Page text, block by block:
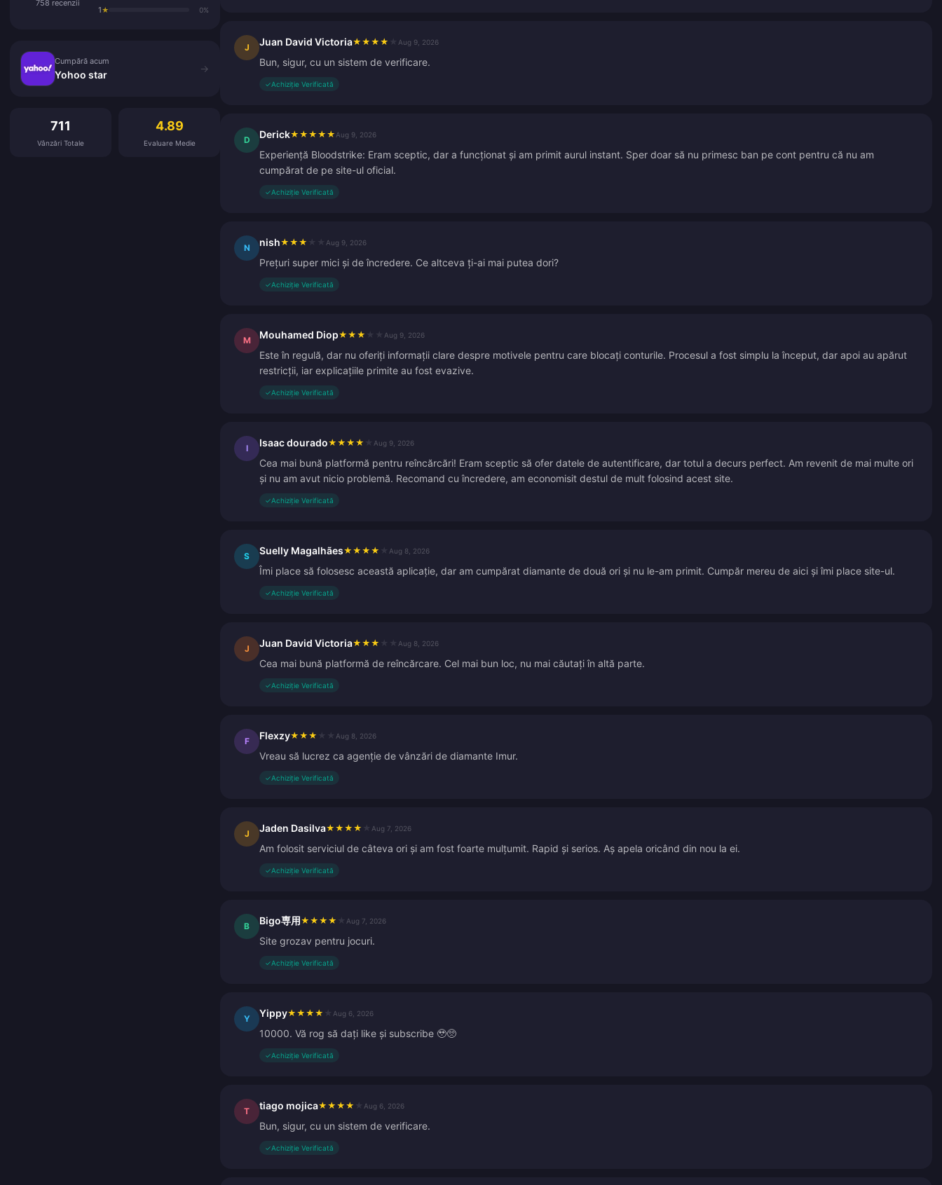
758 recenzii
1★ 0%
Cumpără acum
Yohoo star
→
711
Vânzări Totale
4.89
Evaluare Medie
J Juan David Victoria★ ★ ★ ★ Aug 9, 2026
Bun, sigur, cu un sistem de verificare.
✓Achiziție Verificată
D Derick★ ★ ★ ★ ★ Aug 9, 2026
Experiență Bloodstrike: Eram sceptic, dar a funcționat și am primit aurul instant. Sper doar să nu primesc ban pe cont pentru că nu am
cumpărat de pe site-ul oficial.
✓Achiziție Verificată
N nish★ ★ ★ Aug 9, 2026
Prețuri super mici și de încredere. Ce altceva ți-ai mai putea dori?
✓Achiziție Verificată
M Mouhamed Diop★ ★ ★ Aug 9, 2026
Este în regulă, dar nu oferiți informații clare despre motivele pentru care blocați conturile. Procesul a fost simplu la început, dar apoi au apărut
restricții, iar explicațiile primite au fost evazive.
✓Achiziție Verificată
I Isaac dourado★ ★ ★ ★ Aug 9, 2026
Cea mai bună platformă pentru reîncărcări! Eram sceptic să ofer datele de autentificare, dar totul a decurs perfect. Am revenit de mai multe ori
și nu am avut nicio problemă. Recomand cu încredere, am economisit destul de mult folosind acest site.
✓Achiziție Verificată
S Suelly Magalhães★ ★ ★ ★ Aug 8, 2026
Îmi place să folosesc această aplicație, dar am cumpărat diamante de două ori și nu le-am primit. Cumpăr mereu de aici și îmi place site-ul.
✓Achiziție Verificată
J Juan David Victoria★ ★ ★ Aug 8, 2026
Cea mai bună platformă de reîncărcare. Cel mai bun loc, nu mai căutați în altă parte.
✓Achiziție Verificată
F Flexzy★ ★ ★ Aug 8, 2026
Vreau să lucrez ca agenție de vânzări de diamante Imur.
✓Achiziție Verificată
J Jaden Dasilva★ ★ ★ ★ Aug 7, 2026
Am folosit serviciul de câteva ori și am fost foarte mulțumit. Rapid și serios. Aș apela oricând din nou la ei.
✓Achiziție Verificată
B Bigo専用★ ★ ★ ★ Aug 7, 2026
Site grozav pentru jocuri.
✓Achiziție Verificată
Y Yippy★ ★ ★ ★ Aug 6, 2026
10000. Vă rog să dați like și subscribe 🥹🥺
✓Achiziție Verificată
T tiago mojica★ ★ ★ ★ Aug 6, 2026
Bun, sigur, cu un sistem de verificare.
✓Achiziție Verificată